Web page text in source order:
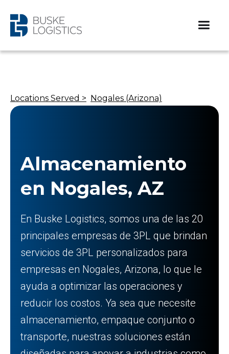
Locations Served > Nogales (Arizona)
Almacenamiento
en Nogales, AZ
En Buske Logistics, somos una de las 20
principales empresas de 3PL que brindan
servicios de 3PL personalizados para
empresas en Nogales, Arizona, lo que le
ayuda a optimizar las operaciones y
reducir los costos. Ya sea que necesite
almacenamiento, empaque conjunto o
transporte, nuestras soluciones están